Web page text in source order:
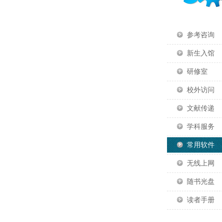
参考咨询
新生入馆
研修室
校外访问
文献传递
学科服务
常用软件
无线上网
随书光盘
读者手册